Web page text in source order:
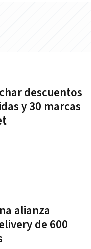
descuentos
y 30 marcas
alianza
de 600